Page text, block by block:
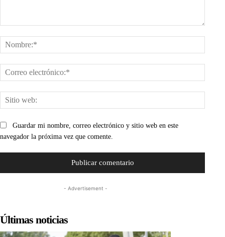
web:
Guardar mi nombre, correo electrónico y sitio web en este
navegador la próxima vez que comente.
- Advertisement -
Últimas noticias